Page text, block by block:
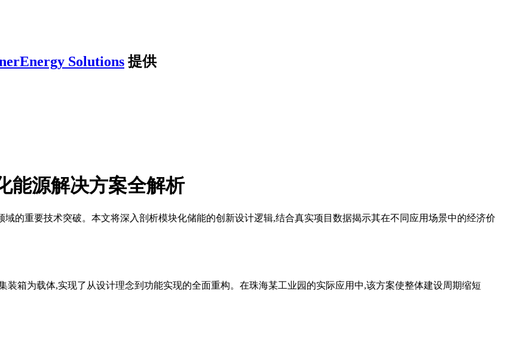
Solutions 提供
能源解决方案全解析
的重要技术突破。本文将深入剖析模块化储能的创新设计逻辑,结合真实项目数据揭示其在不同应用场景中的经济价
箱为载体,实现了从设计理念到功能实现的全面重构。在珠海某工业园的实际应用中,该方案使整体建设周期缩短